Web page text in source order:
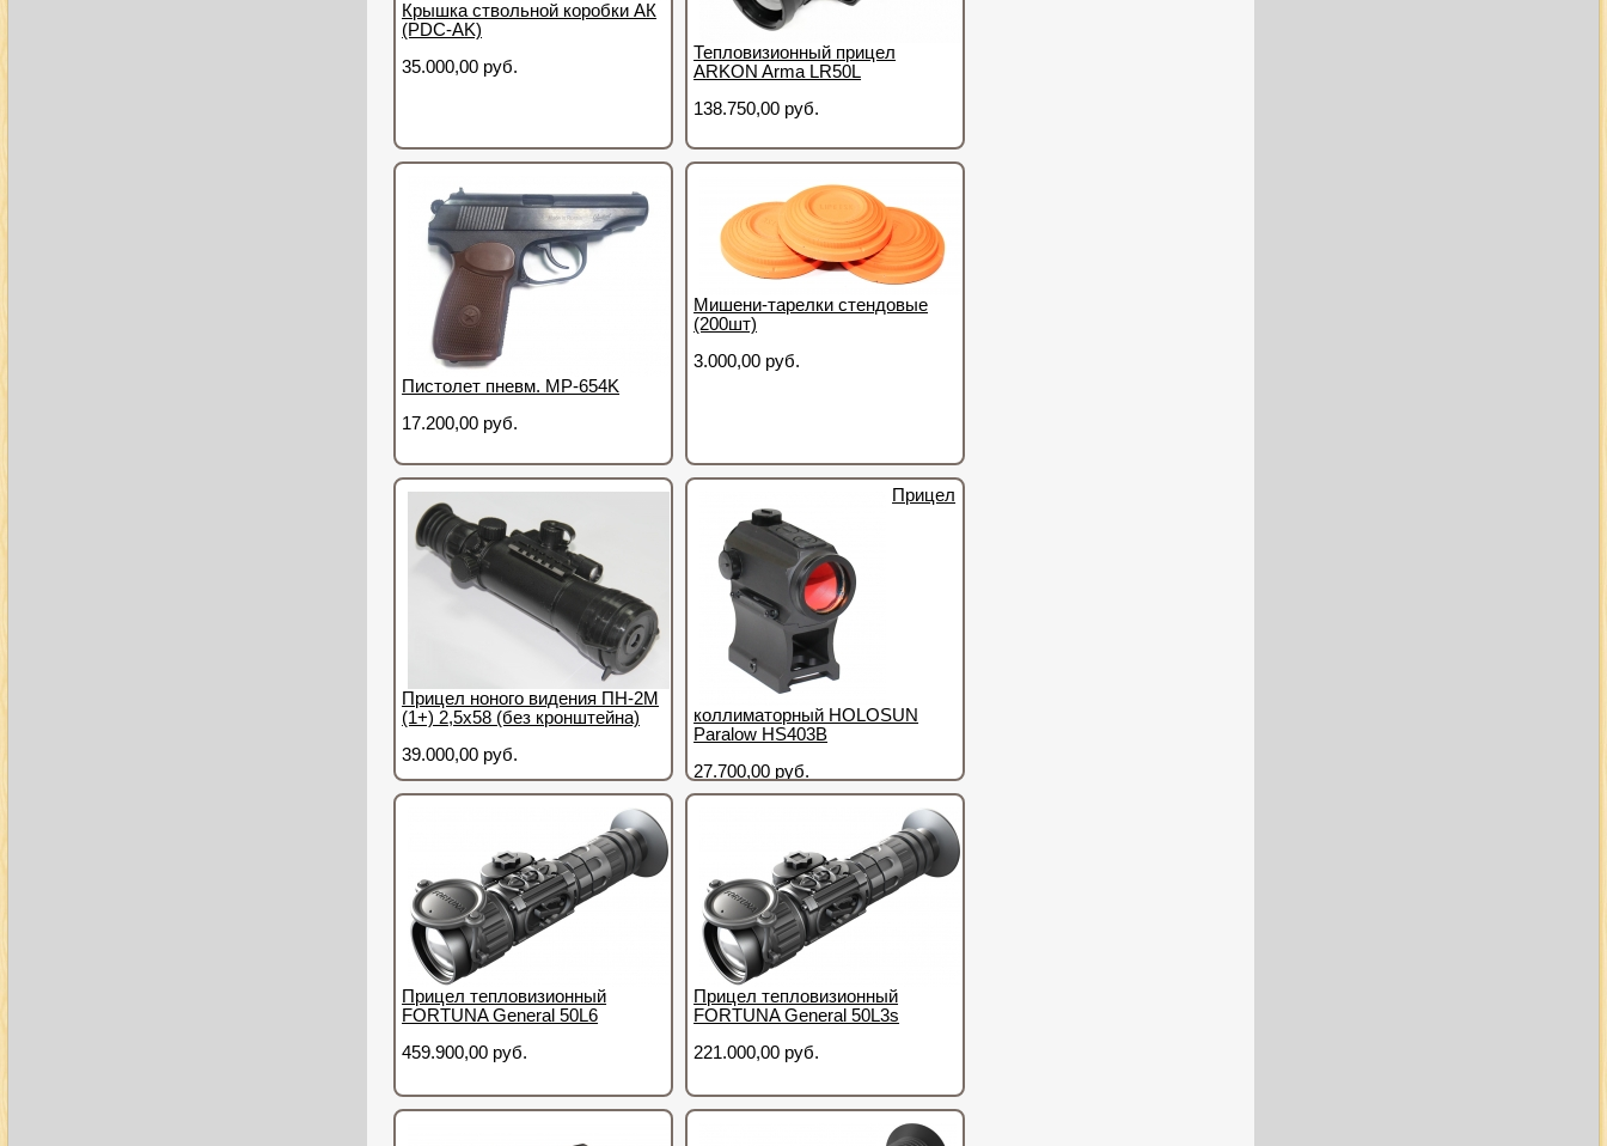
Крышка ствольной коробки АК
(PDC-AK)
35.000,00 руб.
Тепловизионный прицел
ARKON Arma LR50L
138.750,00 руб.
Пистолет пневм. МР-654K
17.200,00 руб.
Мишени-тарелки стендовые
(200шт)
3.000,00 руб.
Прицел ноного видения ПН-2М
(1+) 2,5х58 (без кронштейна)
39.000,00 руб.
Прицел
коллиматорный HOLOSUN
Paralow HS403B
27.700,00 руб.
Прицел тепловизионный
FORTUNA General 50L6
459.900,00 руб.
Прицел тепловизионный
FORTUNA General 50L3s
221.000,00 руб.